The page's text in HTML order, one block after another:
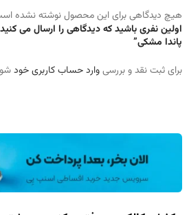
هیچ دیدگاهی برای این محصول نوشته نشده
اولین نفری باشید که دیدگاهی را ارسال می
پاندا مشکی”
برای ثبت نقد و بررسیوارد حساب کاربری خود